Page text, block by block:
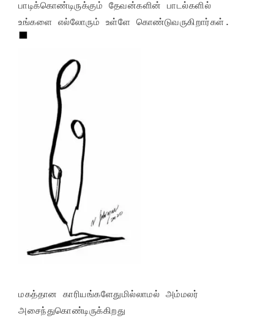
பாடிக்கொண்டிருக்கும் தேவன்களின் பாடல்களில்
மகத்தான காரியங்களேதுமில்லாமல் அம்மலர்
அசைந்துகொண்டிருக்கிறது